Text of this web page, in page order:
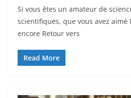
Si vous êtes un amateur de
scientifiques, que vous avez
encore Retour vers
Read More